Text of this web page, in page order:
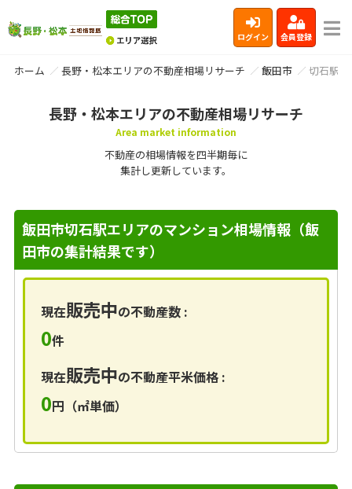
ログイン 会員登録
ホーム 長野・松本エリアの不動産相場リサーチ 飯田市 切石駅
長野・松本エリアの不動産相場リサーチ
Area market information
不動産の相場情報を四半期毎に
集計し更新しています。
飯田市切石駅エリアのマンション相場情報（飯
田市の集計結果です）
現在販売中の不動産数 :
0件
現在販売中の不動産平米価格 :
0円（㎡単価）